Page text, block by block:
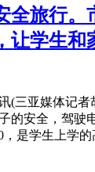
全旅行。
让学生和
(三亚媒体记者
的安全，驾驶
，是学生上学